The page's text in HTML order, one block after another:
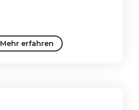
Mehr erfahren